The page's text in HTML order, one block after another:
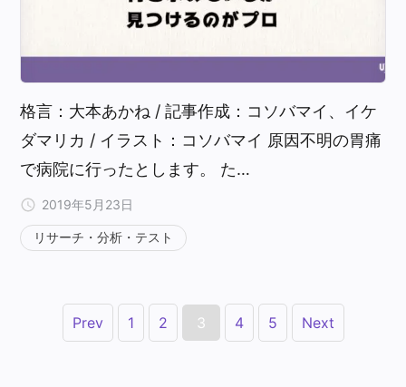
格言：大本あかね / 記事作成：コソバマイ、イケ
ダマリカ / イラスト：コソバマイ 原因不明の胃痛
で病院に行ったとします。 た…
2019年5月23日
リサーチ・分析・テスト
Prev 1 2 3 4 5 Next